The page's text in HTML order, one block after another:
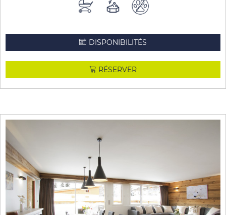
DISPONIBILITÉS
RÉSERVER